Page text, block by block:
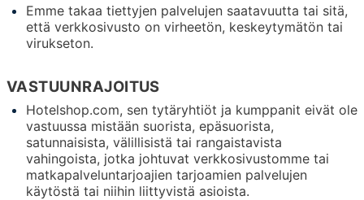
Emme takaa tiettyjen palvelujen saatavuutta tai sitä,
että verkkosivusto on virheetön, keskeytymätön tai
virukseton.
VASTUUNRAJOITUS
Hotelshop.com, sen tytäryhtiöt ja kumppanit eivät ole
vastuussa mistään suorista, epäsuorista,
satunnaisista, välillisistä tai rangaistavista
vahingoista, jotka johtuvat verkkosivustomme tai
matkapalveluntarjoajien tarjoamien palvelujen
käytöstä tai niihin liittyvistä asioista.